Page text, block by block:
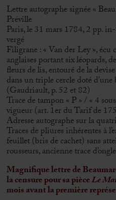
Lettre autographe signée «
Préville
Paris, le 31 mars 1784, 2 pp.
vergé
Filigrane : « Van der Ley », écu
anglaises portant six léopards,
fleurs de lis, entouré de la
dans un triple cercle doté
(Gaudriault, p. 52 et 82)
Trace de tampon « P » / « 4
vigueur (art. 1er du Tarif de
Adresse autographe sur la
Traces de pliures inhérentes à
feuillet (bris de cachet) sans
rousseurs, ancienne trace
Magnifique lettre de
la censure pour sa pièceLe
mois avant la première